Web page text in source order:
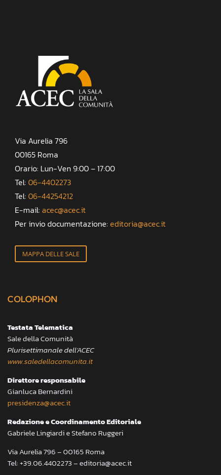
Via Aurelia 796
00165 Roma
Orario: Lun-Ven 9:00 – 17:00
Tel: 06-4402273
Tel: 06-44254212
E-mail: acec@acec.it
Per invio documentazione: editoria@acec.it
MAPPA DELLE SALE
COLOPHON
Testata Telematica
Sale della Comunità
Plurisettimanale dell’ACEC
www.saledellacomunita.it
Direttore responsabile
Gianluca Bernardini
presidenza@acec.it
Redazione e Coordinamento Editoriale
Gabriele Lingiardi e Stefano Ruggeri
Via Aurelia 796 – 00165 Roma
Tel: +39.06.4402273 – editoria@acec.it